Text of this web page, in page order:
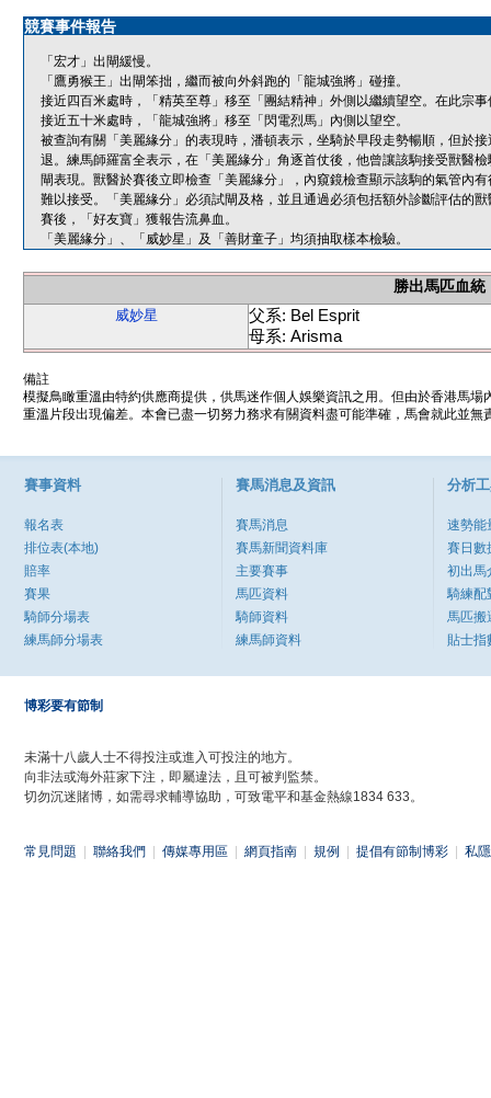
競賽事件報告
「宏才」出閘緩慢。
「鷹勇猴王」出閘笨拙，繼而被向外斜跑的「龍城強將」碰撞。
接近四百米處時，「精英至尊」移至「團結精神」外側以繼續望空。在此宗
接近五十米處時，「龍城強將」移至「閃電烈馬」內側以望空。
被查詢有關「美麗緣分」的表現時，潘頓表示，坐騎於早段走勢暢順，但於
退。練馬師羅富全表示，在「美麗緣分」角逐首仗後，他曾讓該駒接受獸醫
閘表現。獸醫於賽後立即檢查「美麗緣分」，內窺鏡檢查顯示該駒的氣管內
難以接受。「美麗緣分」必須試閘及格，並且通過必須包括額外診斷評估的
賽後，「好友寶」獲報告流鼻血。
「美麗緣分」、「威妙星」及「善財童子」均須抽取樣本檢驗。
勝出馬匹血統
威妙星
父系: Bel Esprit
母系: Arisma
備註
模擬鳥瞰重溫由特約供應商提供，供馬迷作個人娛樂資訊之用。但由於香港馬
重溫片段出現偏差。本會已盡一切努力務求有關資料盡可能準確，馬會就此並
賽事資料
報名表
排位表(本地)
賠率
賽果
騎師分場表
練馬師分場表
賽馬消息及資訊
賽馬消息
賽馬新聞資料庫
主要賽事
馬匹資料
騎師資料
練馬師資料
分析
速勢能
賽日數
初出馬
騎練配
馬匹搬
貼士指
博彩要有節制
未滿十八歲人士不得投注或進入可投注的地方。
向非法或海外莊家下注，即屬違法，且可被判監禁。
切勿沉迷賭博，如需尋求輔導協助，可致電平和基金熱線1834 633。
常見問題 聯絡我們 傳媒專用區 網頁指南 規例 提倡有節制博彩 私